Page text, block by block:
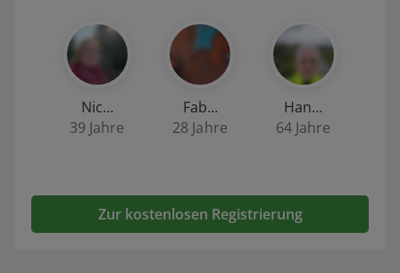
Nic…
39 Jahre
Fab…
28 Jahre
Han…
64 Jahre
Zur kostenlosen Registrierung